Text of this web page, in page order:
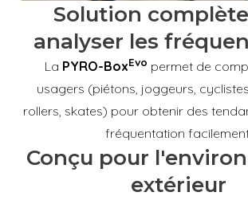
Solution
analyser les
La PYRO-BoxEvo permet de
usagers (piétons, joggeurs,
rollers, skates) pour obtenir des
fréquentation
Conçu pour
extérieur